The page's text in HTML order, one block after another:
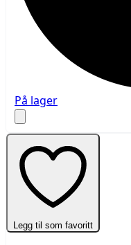
På lager
Legg til som favoritt